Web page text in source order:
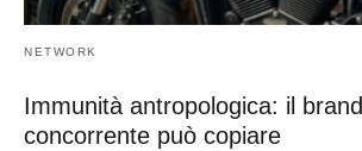
NETWORK
Immunità antropologica: il
concorrente può copiare